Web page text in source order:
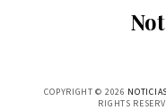
COPYRIGHT © 2026
RIGHTS